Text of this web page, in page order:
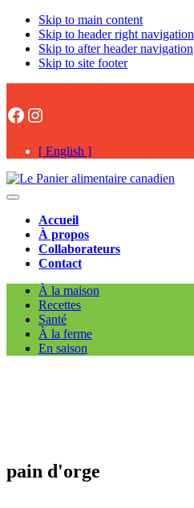
Skip to main content
Skip to header right navigation
Skip to after header navigation
Skip to site footer
Facebook
Instagram
[ English ]
Le
alimentaire
canadien
#onaimelesalimentsCAN
Menu
Accueil
À propos
Collaborateurs
Contact
À la maison
Recettes
Santé
À la ferme
En saison
pain d'orge